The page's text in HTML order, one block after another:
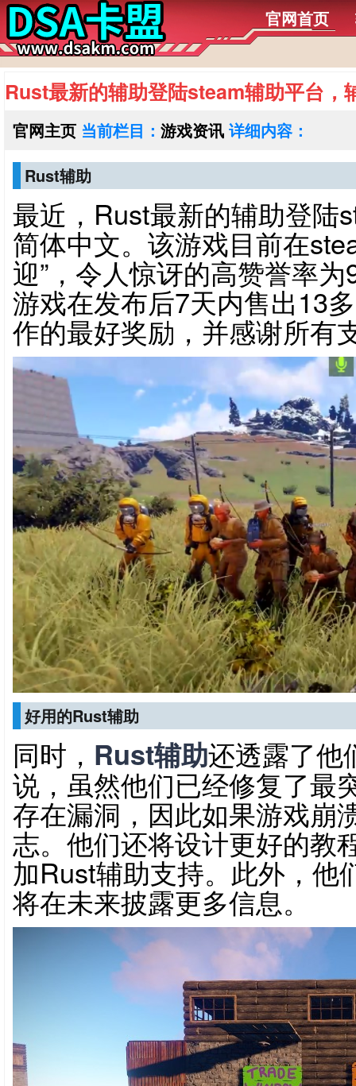
官网首页
Rust最新的辅助登陆steam辅助平台，
官网主页 当前栏目： 游戏资讯 详细内容：
Rust辅助
最近，Rust最新的辅助登陆
简体中文。该游戏目前在
迎”，令人惊讶的高赞誉率
游戏在发布后7天内售出13
作的最好奖励，并感谢所有
好用的Rust辅助
同时， Rust辅助还透露了他
说，虽然他们已经修复了最
存在漏洞，因此如果游戏崩
志。他们还将设计更好的教
加Rust辅助支持。此外，他
将在未来披露更多信息。